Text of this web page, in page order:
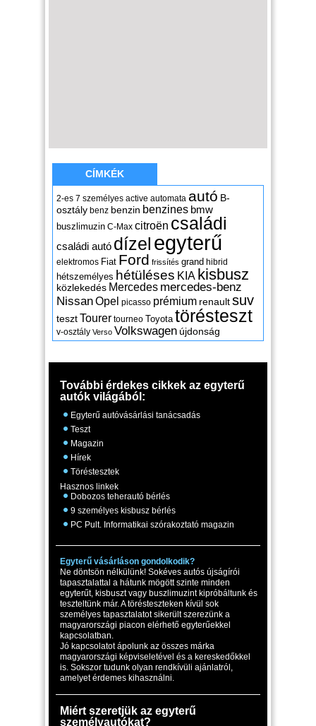
CÍMKÉK
2-es 7 személyes active automata autó B-
osztály benz benzin benzines bmw
buszlimuzin C-Max citroën családi
családi autó dízel egyterű
elektromos Fiat Ford frissítés grand hibrid
hétszemélyes hétüléses KIA kisbusz
közlekedés Mercedes mercedes-benz
NissanOpel picasso prémium renaultsuv
tesztTourer tourneo Toyota törésteszt
v-osztály Verso Volkswagen újdonság
További érdekes cikkek az egyterű
autók világából:
Egyterű autóvásárlási tanácsadás
Teszt
Magazin
Hírek
Töréstesztek
Hasznos linkek
Dobozos teherautó bérlés
9 személyes kisbusz bérlés
PC Pult. Informatikai szórakoztató magazin
Egyterű vásárláson gondolkodik?
Ne döntsön nélkülünk! Sokéves autós újságírói
tapasztalattal a hátunk mögött szinte minden
egyterűt, kisbuszt vagy buszlimuzint kipróbáltunk és
teszteltünk már. A törésteszteken kívül sok
személyes tapasztalatot sikerült szerezünk a
magyarországi piacon elérhető egyterűekkel
kapcsolatban.
Jó kapcsolatot ápolunk az összes márka
magyarországi képviseletével és a kereskedőkkel
is. Sokszor tudunk olyan rendkívüli ajánlatról,
amelyet érdemes kihasználni.
Miért szeretjük az egyterű
személyautókat?